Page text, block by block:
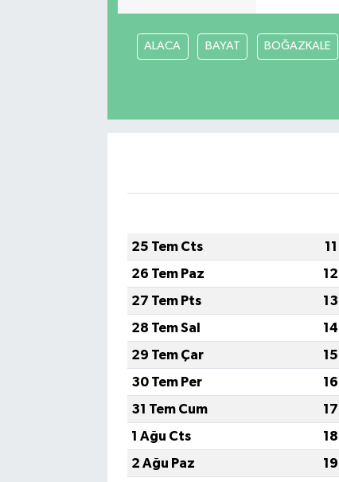
ALACA BAYAT BOĞAZKALE
25 Tem Cts
26 Tem Paz
27 Tem Pts
28 Tem Sal
29 Tem Çar
30 Tem Per
31 Tem Cum
1 Ağu Cts
2 Ağu Paz